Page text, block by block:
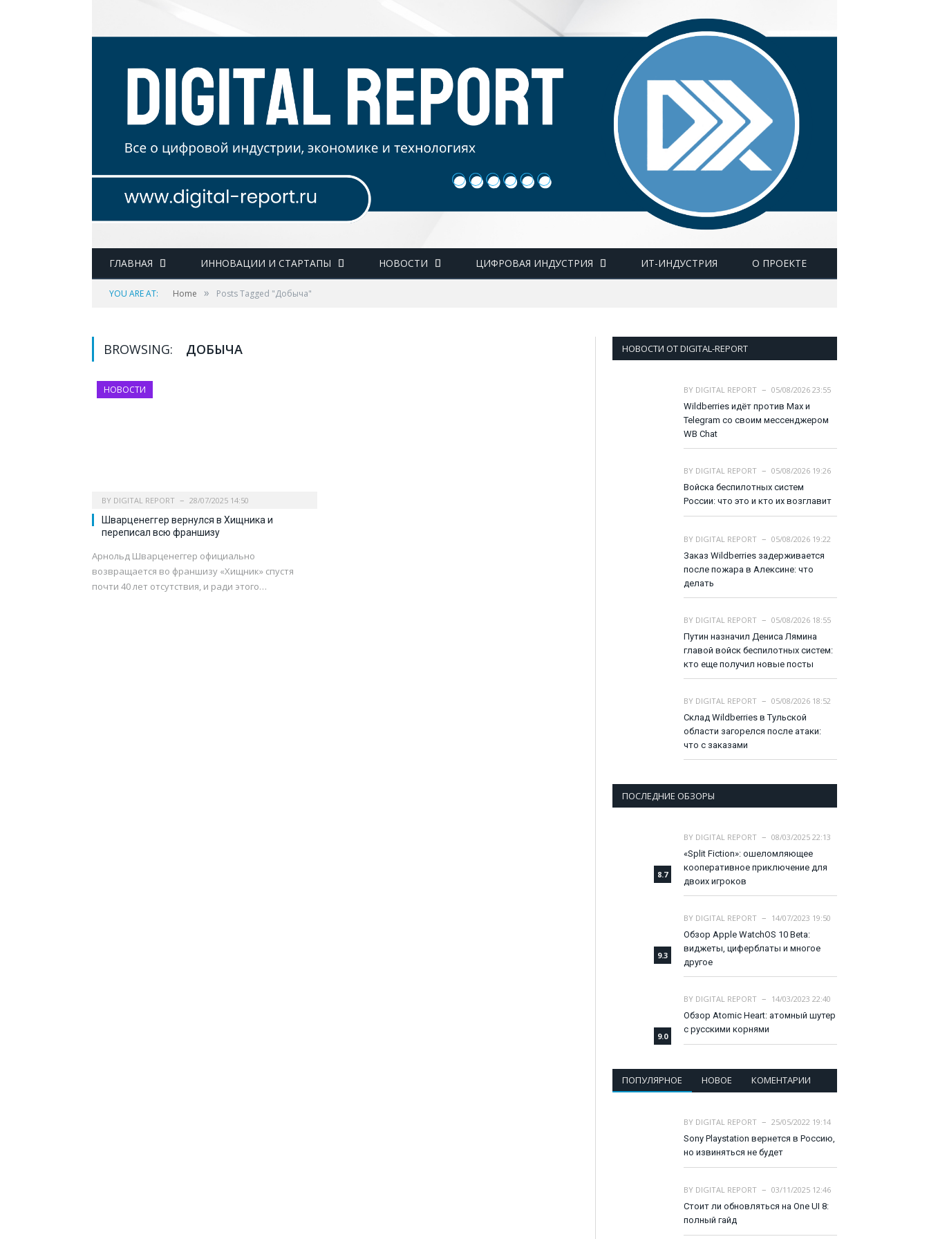
ГЛАВНАЯ ИННОВАЦИИ И СТАРТАПЫ НОВОСТИ ЦИФРОВАЯ ИНДУСТРИЯ ИТ-ИНДУСТРИЯ О ПРОЕКТЕ
YOU ARE AT: Home » Posts Tagged "Добыча"
BROWSING: ДОБЫЧА
НОВОСТИ
BY DIGITAL REPORT 28/07/2025 14:50
Шварценеггер вернулся в Хищника и
переписал всю франшизу
Арнольд Шварценеггер официально
возвращается во франшизу «Хищник» спустя
почти 40 лет отсутствия, и ради этого…
НОВОСТИ ОТ DIGITAL-REPORT
BY DIGITAL REPORT
05/08/2026 23:55
Wildberries идёт против Max и
Telegram со своим мессенджером
WB Chat
BY DIGITAL REPORT
05/08/2026 19:26
Войска беспилотных систем
России: что это и кто их возглавит
BY DIGITAL REPORT
05/08/2026 19:22
Заказ Wildberries задерживается
после пожара в Алексине: что
делать
BY DIGITAL REPORT
05/08/2026 18:55
Путин назначил Дениса Лямина
главой войск беспилотных систем:
кто еще получил новые посты
BY DIGITAL REPORT
05/08/2026 18:52
Склад Wildberries в Тульской
области загорелся после атаки:
что с заказами
ПОСЛЕДНИЕ ОБЗОРЫ
8.7
BY DIGITAL REPORT
08/03/2025 22:13
«Split Fiction»: ошеломляющее
кооперативное приключение для
двоих игроков
9.3
BY DIGITAL REPORT
14/07/2023 19:50
Обзор Apple WatchOS 10 Beta:
виджеты, циферблаты и многое
другое
9.0
BY DIGITAL REPORT
14/03/2023 22:40
Обзор Atomic Heart: атомный шутер
с русскими корнями
ПОПУЛЯРНОЕ НОВОЕ КОМЕНТАРИИ
BY DIGITAL REPORT
25/05/2022 19:14
Sony Playstation вернется в Россию,
но извиняться не будет
BY DIGITAL REPORT
03/11/2025 12:46
Стоит ли обновляться на One UI 8:
полный гайд